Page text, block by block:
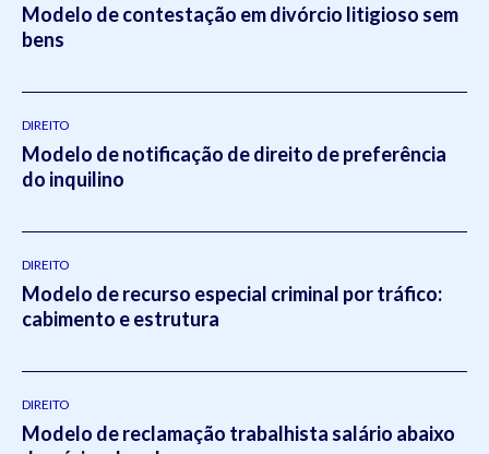
Modelo de contestação em divórcio litigioso sem
bens
DIREITO
Modelo de notificação de direito de preferência
do inquilino
DIREITO
Modelo de recurso especial criminal por tráfico:
cabimento e estrutura
DIREITO
Modelo de reclamação trabalhista salário abaixo